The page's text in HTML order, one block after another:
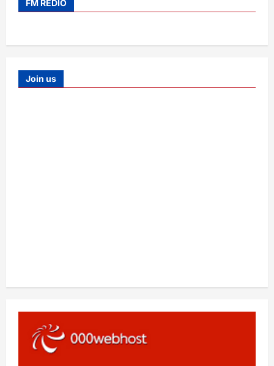
FM REDIO
Join us